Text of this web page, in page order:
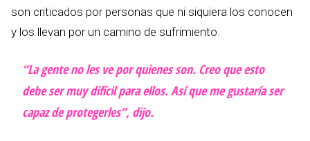
son criticados por personas que ni siquiera los conocen
y los llevan por un camino de sufrimiento.
“La gente no les ve por quienes son. Creo que esto
debe ser muy difícil para ellos. Así que me gustaría ser
capaz de protegerles”, dijo.